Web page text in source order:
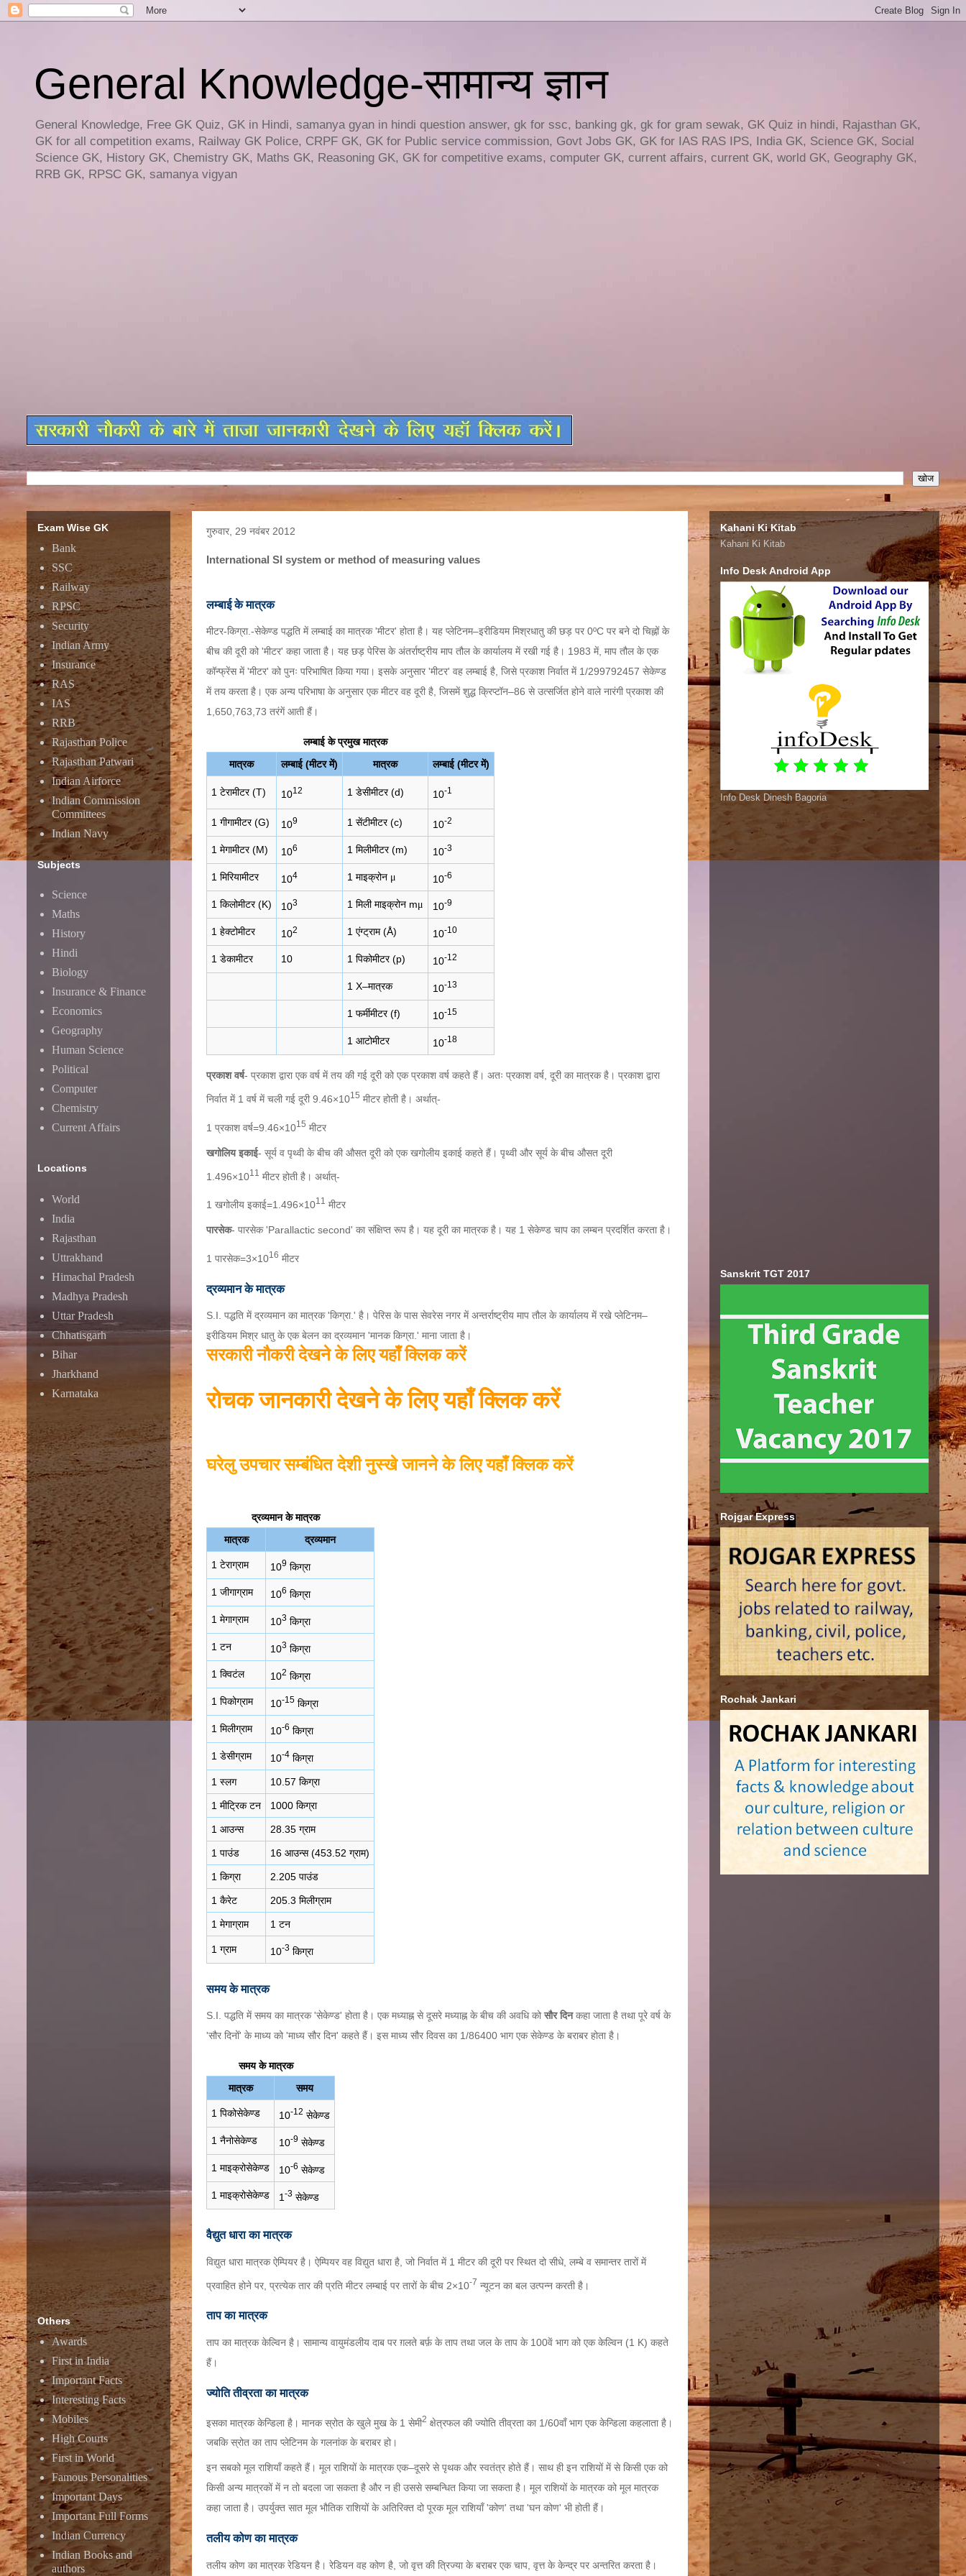
General Knowledge-सामान्य ज्ञान
General Knowledge, Free GK Quiz, GK in Hindi, samanya gyan in hindi question answer, gk for ssc, banking gk, gk for gram sewak, GK Quiz in hindi, Rajasthan GK,
GK for all competition exams, Railway GK Police, CRPF GK, GK for Public service commission, Govt Jobs GK, GK for IAS RAS IPS, India GK, Science GK, Social
Science GK, History GK, Chemistry GK, Maths GK, Reasoning GK, GK for competitive exams, computer GK, current affairs, current GK, world GK, Geography GK,
RRB GK, RPSC GK, samanya vigyan
गुरुवार, 29 नवंबर 2012
International SI system or method of measuring values
लम्बाई के मात्रक
मीटर-किग्रा.-सेकेण्ड पद्धति में लम्बाई का मात्रक 'मीटर' होता है। यह प्लेटिनम–इरीडियम मिश्रधातु की छड़ पर 0ºC पर बने दो चिह्नों के
बीच की दूरी को 'मीटर' कहा जाता है। यह छड़ पेरिस के अंतर्राष्ट्रीय माप तौल के कार्यालय में रखी गई है। 1983 में, माप तौल के एक
कॉन्फ्रेंस में 'मीटर' को पुनः परिभाषित किया गया। इसके अनुसार 'मीटर' वह लम्बाई है, जिसे प्रकाश निर्वात में 1/299792457 सेकेण्ड
में तय करता है। एक अन्य परिभाषा के अनुसार एक मीटर वह दूरी है, जिसमें शुद्ध क्रिप्टॉन–86 से उत्सर्जित होने वाले नारंगी प्रकाश की
1,650,763,73 तरंगें आती हैं।
लम्बाई के प्रमुख मात्रक
मात्रक
लम्बाई (मीटर में) मात्रक लम्बाई (मीटर में)
1 टेरामीटर (T) 1012 1 डेसीमीटर (d) 10-1
1 गीगामीटर (G) 109 1 सेंटीमीटर (c) 10-2
1 मेगामीटर (M) 106 1 मिलीमीटर (m) 10-3
1 मिरियामीटर 104 1 माइक्रोन μ 10-6
1 किलोमीटर (K) 103 1 मिली माइक्रोन mμ 10-9
1 हेक्टोमीटर 102 1 एंग्ट्राम (Å) 10-10
1 डेकामीटर 10 1 पिकोमीटर (p) 10-12
1 X–मात्रक 10-13
1 फर्मीमीटर (f) 10-15
1 आटोमीटर 10-18
प्रकाश वर्ष- प्रकाश द्वारा एक वर्ष में तय की गई दूरी को एक प्रकाश वर्ष कहते हैं। अतः प्रकाश वर्ष, दूरी का मात्रक है। प्रकाश द्वारा
निर्वात में 1 वर्ष में चली गई दूरी 9.46×1015 मीटर होती है। अर्थात्-
1 प्रकाश वर्ष=9.46×1015 मीटर
खगोलिय इकाई- सूर्य व पृथ्वी के बीच की औसत दूरी को एक खगोलीय इकाई कहते हैं। पृथ्वी और सूर्य के बीच औसत दूरी
1.496×1011 मीटर होती है। अर्थात्-
1 खगोलीय इकाई=1.496×1011 मीटर
पारसेक- पारसेक 'Parallactic second' का संक्षिप्त रूप है। यह दूरी का मात्रक है। यह 1 सेकेण्ड चाप का लम्बन प्रदर्शित करता है।
1 पारसेक=3×1016 मीटर
द्रव्यमान के मात्रक
S.I. पद्धति में द्रव्यमान का मात्रक 'किग्रा.' है। पेरिस के पास सेवरेस नगर में अन्तर्राष्ट्रीय माप तौल के कार्यालय में रखे प्लेटिनम–
इरीडियम मिश्र धातु के एक बेलन का द्रव्यमान 'मानक किग्रा.' माना जाता है।
सरकारी नौकरी देखने के लिए यहाँ क्लिक करें
रोचक जानकारी देखने के लिए यहाँ क्लिक करें
घरेलु उपचार सम्बंधित देशी नुस्खे जानने के लिए यहाँ क्लिक करें
द्रव्यमान के मात्रक
मात्रक
द्रव्यमान
1 टेराग्राम 109किग्रा
1 जीगाग्राम 106 किग्रा
1 मेगाग्राम 103किग्रा
1 टन 103किग्रा
1 क्विटंल 102 किग्रा
1 पिकोग्राम 10-15किग्रा
1 मिलीग्राम 10-6 किग्रा
1 डेसीग्राम 10-4किग्रा
1 स्लग 10.57 किग्रा
1 मीट्रिक टन 1000 किग्रा
1 आउन्स 28.35 ग्राम
1 पाउंड 16 आउन्स (453.52 ग्राम)
1 किग्रा 2.205 पाउंड
1 कैरेट 205.3 मिलीग्राम
1 मेगाग्राम 1 टन
1 ग्राम 10-3किग्रा
समय के मात्रक
S.I. पद्धति में समय का मात्रक 'सेकेण्ड' होता है। एक मध्याह्न से दूसरे मध्याह्न के बीच की अवधि कोसौर दिनकहा जाता है तथा पूरे वर्ष के
'सौर दिनों' के माध्य को 'माध्य सौर दिन' कहते हैं। इस माध्य सौर दिवस का 1/86400 भाग एक सेकेण्ड के बराबर होता है।
समय के मात्रक
मात्रक
समय
1 पिकोसेकेण्ड 10-12 सेकेण्ड
1 नैनोसेकेण्ड 10-9सेकेण्ड
1 माइक्रोसेकेण्ड 10-6 सेकेण्ड
1 माइक्रोसेकेण्ड 1 -3सेकेण्ड
वैद्युत धारा का मात्रक
विद्युत धारा मात्रक ऐम्पियर है। ऐम्पियर वह विद्युत धारा है, जो निर्वात में 1 मीटर की दूरी पर स्थित दो सीधे, लम्बे व समान्तर तारों में
प्रवाहित होने पर, प्रत्येक तार की प्रति मीटर लम्बाई पर तारों के बीच 2×10-7 न्यूटन का बल उत्पन्न करती है।
ताप का मात्रक
ताप का मात्रक केल्विन है। सामान्य वायुमंडलीय दाब पर ग़लते बर्फ़ के ताप तथा जल के ताप के 100वें भाग को एक केल्विन (1 K) कहते
हैं।
ज्योति तीव्रता का मात्रक
इसका मात्रक केन्डिला है। मानक स्रोत के खुले मुख के 1 सेमी2 क्षेत्रफल की ज्योति तीव्रता का 1/60वाँ भाग एक केन्डिला कहलाता है।
जबकि स्रोत का ताप प्लेटिनम के गलनांक के बराबर हो।
इन सबको मूल राशियाँ कहते हैं। मूल राशियों के मात्रक एक–दूसरे से पृथक और स्वतंत्र होते हैं। साथ ही इन राशियों में से किसी एक को
किसी अन्य मात्रकों में न तो बदला जा सकता है और न ही उससे सम्बन्धित किया जा सकता है। मूल राशियों के मात्रक को मूल मात्रक
कहा जाता है। उपर्युक्त सात मूल भौतिक राशियों के अतिरिक्त दो पूरक मूल राशियाँ 'कोण' तथा 'घन कोण' भी होती हैं।
तलीय कोण का मात्रक
तलीय कोण का मात्रक रेडियन है। रेडियन वह कोण है, जो वृत्त की त्रिज्या के बराबर एक चाप, वृत्त के केन्द्र पर अन्तरित करता है।
Exam Wise GK
Bank
SSC
Railway
RPSC
Security
Indian Army
Insurance
RAS
IAS
RRB
Rajasthan Police
Rajasthan Patwari
Indian Airforce
Indian Commission
Committees
Indian Navy
Subjects
Science
Maths
History
Hindi
Biology
Insurance & Finance
Economics
Geography
Human Science
Political
Computer
Chemistry
Current Affairs
Locations
World
India
Rajasthan
Uttrakhand
Himachal Pradesh
Madhya Pradesh
Uttar Pradesh
Chhatisgarh
Bihar
Jharkhand
Karnataka
Others
Awards
First in India
Important Facts
Interesting Facts
Mobiles
High Courts
First in World
Famous Personalities
Important Days
Important Full Forms
Indian Currency
Indian Books and
authors
Kahani Ki Kitab
Kahani Ki Kitab
Info Desk Android App
Info Desk Dinesh Bagoria
Sanskrit TGT 2017
Rojgar Express
Rochak Jankari